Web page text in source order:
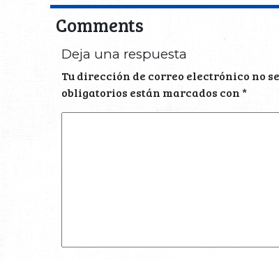
Comments
Deja una respuesta
Tu dirección de correo electrónico no
obligatorios están marcados con*